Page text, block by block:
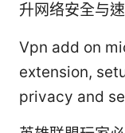
升网络安全与
Vpn add on
extension,
privacy and